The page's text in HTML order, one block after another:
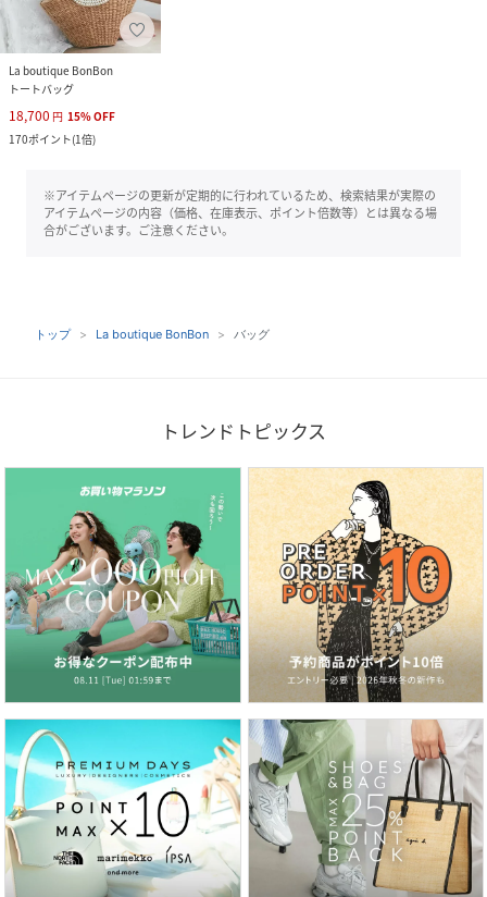
La boutique BonBon
トートバッグ
18,700 円 15%OFF
170ポイント(1倍)
※アイテムページの更新が定期的に行われているため、検索結果が実際の
アイテムページの内容（価格、在庫表示、ポイント倍数等）とは異なる場
合がございます。ご注意ください。
トップ La boutique BonBon バッグ
トレンドトピックス